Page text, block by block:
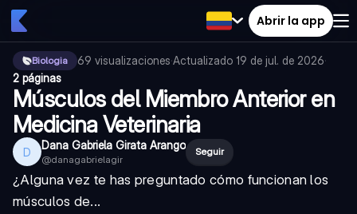
Abrir la app
Biologia 69 visualizaciones·Actualizado 19 de jul. de 2026·
2 páginas
Músculos del Miembro Anterior en
Medicina Veterinaria
D Dana Gabriela Girata Arango
@danagabrielagir
Seguir
¿Alguna vez te has preguntado cómo funcionan los
músculos de...